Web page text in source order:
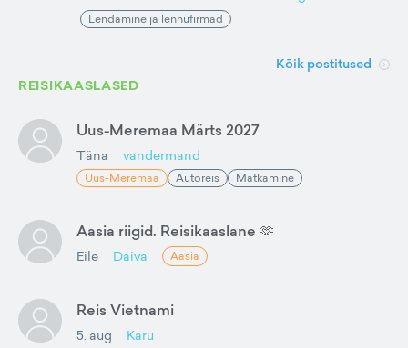
Lendamine ja lennufirmad
Kõik postitused
REISIKAASLASED
Uus-Meremaa Märts 2027
Täna vandermand
Uus-Meremaa Autoreis Matkamine
Aasia riigid. Reisikaaslane 🫶
Eile Daiva Aasia
Reis Vietnami
5. aug Karu